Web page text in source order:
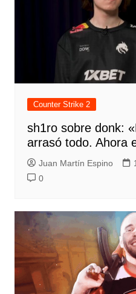
Counter Strike 2
sh1ro sobre donk:
arrasó todo. Ahora
Juan Martín Espino
0